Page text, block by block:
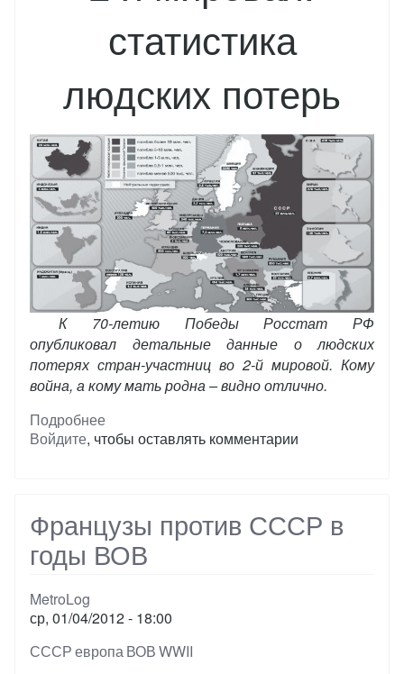
статистика
людских потерь
К 70-летию Победы Росстат РФ
опубликовал детальные данные о людских
потерях стран-участниц во 2-й мировой. Кому
война, а кому мать родна – видно отлично.
Подробнее
WWII:
Войдите, чтобы оставлять комментарии
Французы против СССР в
годы ВОВ
MetroLog
ср, 01/04/2012 - 18:00
Тэги
СССРевропаВОВWWII